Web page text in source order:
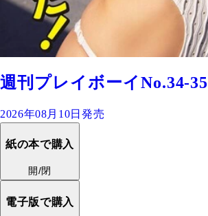
週刊プレイボーイNo.34-35
2026年08月10日発売
紙の本で購入
開/閉
電子版で購入